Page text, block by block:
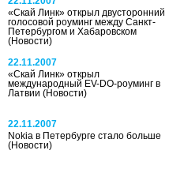
«Скай Линк» открыл двусторонний
голосовой роуминг между Санкт-
Петербургом и Хабаровском
(Новости)
22.11.2007
«Скай Линк» открыл
международный EV-DO-роуминг в
Латвии (Новости)
22.11.2007
Nokia в Петербурге стало больше
(Новости)